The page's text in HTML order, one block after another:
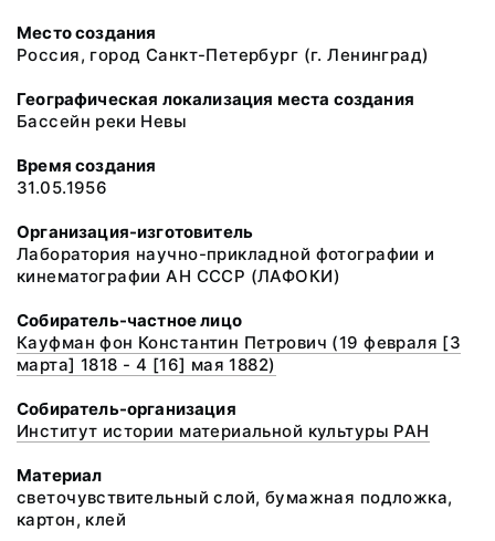
Место создания
Россия, город Санкт-Петербург (г. Ленинград)
Географическая локализация места создания
Бассейн реки Невы
Время создания
31.05.1956
Организация-изготовитель
Лаборатория научно-прикладной фотографии и
кинематографии АН СССР (ЛАФОКИ)
Собиратель-частное лицо
Кауфман фон Константин Петрович (19 февраля [3
марта] 1818 - 4 [16] мая 1882)
Собиратель-организация
Институт истории материальной культуры РАН
Материал
светочувствительный слой, бумажная подложка,
картон, клей